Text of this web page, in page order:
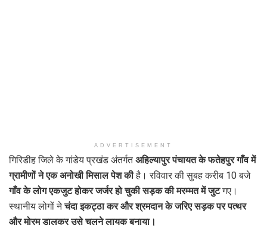
ADVERTISEMENT
गिरिडीह जिले के गांडेय प्रखंड अंतर्गतअहिल्यापुर पंचायत के फतेहपुर गाँव में
ग्रामीणों ने एक अनोखी मिसाल पेश कीहै। रविवार की सुबह करीब 10 बजे
गाँव के लोग एकजुट होकर जर्जर हो चुकी सड़क की मरम्मत में जुटगए।
स्थानीय लोगों नेचंदा इकट्ठा कर और श्रमदान के जरिए सड़क पर पत्थर
और मोरम डालकर उसे चलने लायक बनाया।